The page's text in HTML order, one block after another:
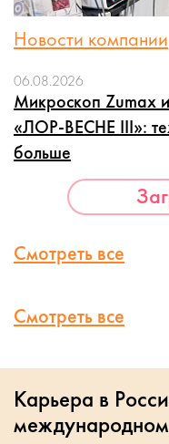
Новости компании
06.08.2026
Микроскоп Zumax
«ЛОР-ВЕСНЕ III»:
больше
Смотреть все
Смотреть все
Карьера в